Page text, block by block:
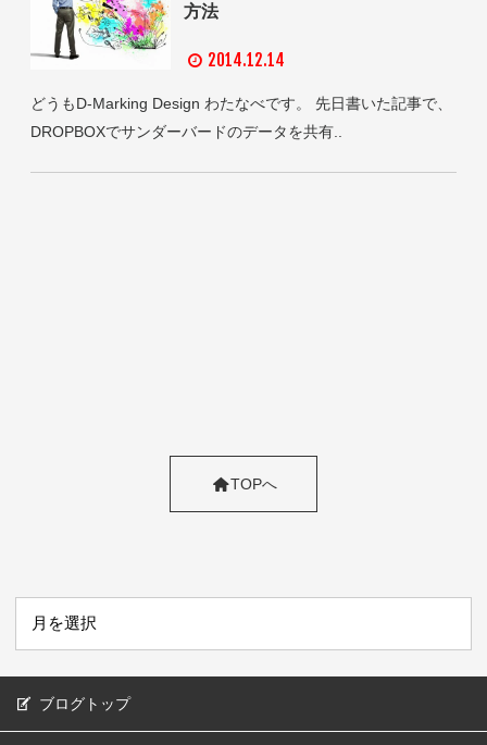
方法
2014.12.14
どうもD-Marking Design わたなべです。 先日書いた記事で、
DROPBOXでサンダーバードのデータを共有..
TOPへ
ブログトップ